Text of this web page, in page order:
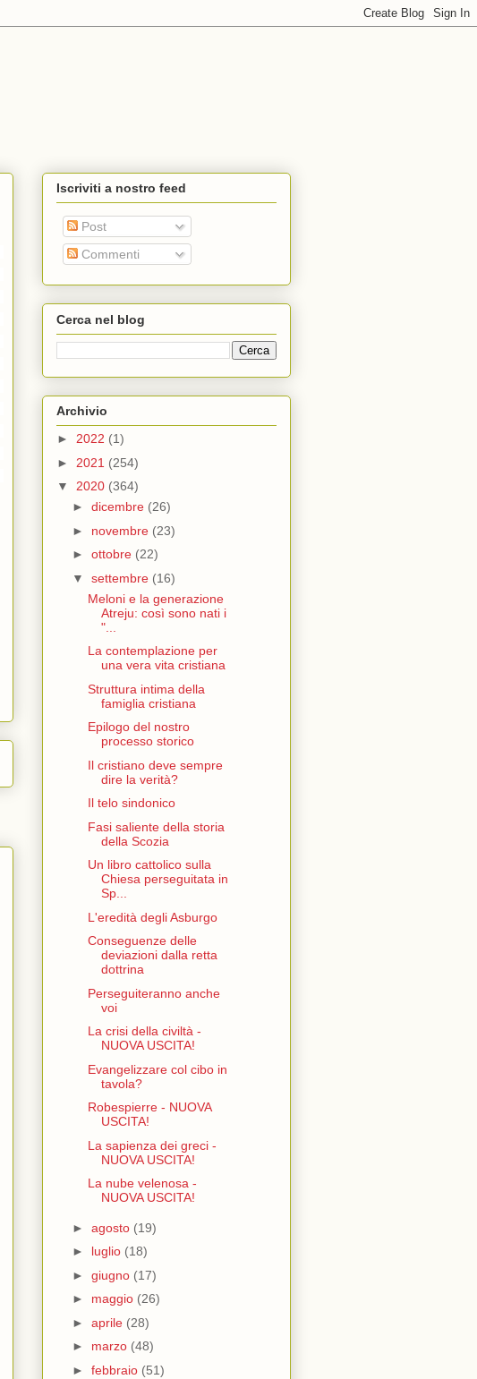
Iscriviti a nostro feed
Post
Commenti
Cerca nel blog
Archivio
► 2022 (1)
► 2021 (254)
▼ 2020 (364)
► dicembre (26)
► novembre (23)
► ottobre (22)
▼ settembre (16)
Meloni e la generazione
Atreju: così sono nati i
"...
La contemplazione per
una vera vita cristiana
Struttura intima della
famiglia cristiana
Epilogo del nostro
processo storico
Il cristiano deve sempre
dire la verità?
Il telo sindonico
Fasi saliente della storia
della Scozia
Un libro cattolico sulla
Chiesa perseguitata in
Sp...
L'eredità degli Asburgo
Conseguenze delle
deviazioni dalla retta
dottrina
Perseguiteranno anche
voi
La crisi della civiltà -
NUOVA USCITA!
Evangelizzare col cibo in
tavola?
Robespierre - NUOVA
USCITA!
La sapienza dei greci -
NUOVA USCITA!
La nube velenosa -
NUOVA USCITA!
► agosto (19)
► luglio (18)
► giugno (17)
► maggio (26)
► aprile (28)
► marzo (48)
► febbraio (51)